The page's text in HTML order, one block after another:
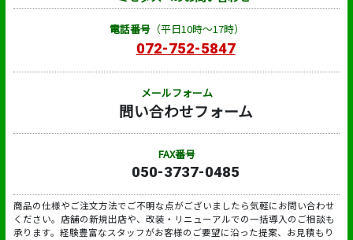
電話番号（平日10時～17時）
072-752-5847
メールフォーム
問い合わせフォーム
FAX番号
050-3737-0485
商品の仕様やご注文方法でご不明な点がございましたら気軽にお問い合わせ
ください。店舗の新規出店や、改装・リニューアルでの一括導入のご相談も
承ります。経験豊富なスタッフがお客様のご要望に沿った提案、お見積もり